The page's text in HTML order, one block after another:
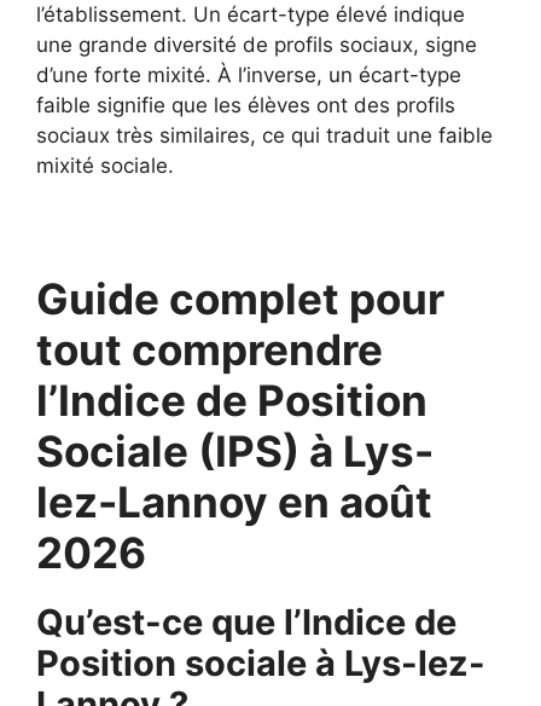
l’établissement. Un écart-type élevé indique
une grande diversité de profils sociaux, signe
d’une forte mixité. À l’inverse, un écart-type
faible signifie que les élèves ont des profils
sociaux très similaires, ce qui traduit une faible
mixité sociale.
Guide complet pour
tout comprendre
l’Indice de Position
Sociale (IPS) à Lys-
lez-Lannoy en août
2026
Qu’est-ce que l’Indice de
Position sociale à Lys-lez-